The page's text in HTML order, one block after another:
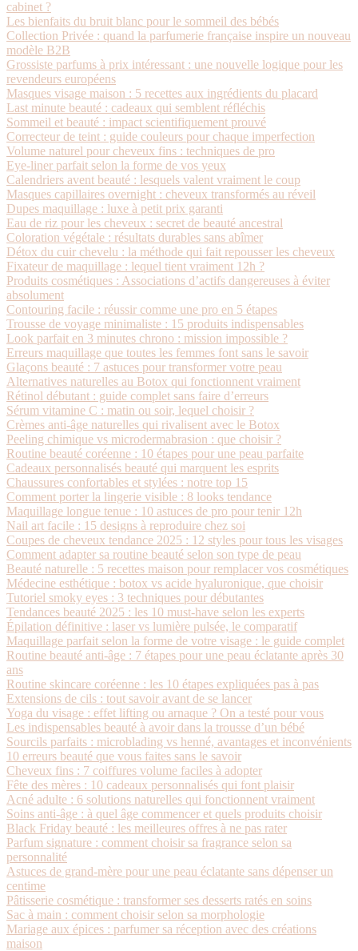
cabinet ?
Les bienfaits du bruit blanc pour le sommeil des bébés
Collection Privée : quand la parfumerie française inspire un nouveau
modèle B2B
Grossiste parfums à prix intéressant : une nouvelle logique pour les
revendeurs européens
Masques visage maison : 5 recettes aux ingrédients du placard
Last minute beauté : cadeaux qui semblent réfléchis
Sommeil et beauté : impact scientifiquement prouvé
Correcteur de teint : guide couleurs pour chaque imperfection
Volume naturel pour cheveux fins : techniques de pro
Eye-liner parfait selon la forme de vos yeux
Calendriers avent beauté : lesquels valent vraiment le coup
Masques capillaires overnight : cheveux transformés au réveil
Dupes maquillage : luxe à petit prix garanti
Eau de riz pour les cheveux : secret de beauté ancestral
Coloration végétale : résultats durables sans abîmer
Détox du cuir chevelu : la méthode qui fait repousser les cheveux
Fixateur de maquillage : lequel tient vraiment 12h ?
Produits cosmétiques : Associations d’actifs dangereuses à éviter
absolument
Contouring facile : réussir comme une pro en 5 étapes
Trousse de voyage minimaliste : 15 produits indispensables
Look parfait en 3 minutes chrono : mission impossible ?
Erreurs maquillage que toutes les femmes font sans le savoir
Glaçons beauté : 7 astuces pour transformer votre peau
Alternatives naturelles au Botox qui fonctionnent vraiment
Rétinol débutant : guide complet sans faire d’erreurs
Sérum vitamine C : matin ou soir, lequel choisir ?
Crèmes anti-âge naturelles qui rivalisent avec le Botox
Peeling chimique vs microdermabrasion : que choisir ?
Routine beauté coréenne : 10 étapes pour une peau parfaite
Cadeaux personnalisés beauté qui marquent les esprits
Chaussures confortables et stylées : notre top 15
Comment porter la lingerie visible : 8 looks tendance
Maquillage longue tenue : 10 astuces de pro pour tenir 12h
Nail art facile : 15 designs à reproduire chez soi
Coupes de cheveux tendance 2025 : 12 styles pour tous les visages
Comment adapter sa routine beauté selon son type de peau
Beauté naturelle : 5 recettes maison pour remplacer vos cosmétiques
Médecine esthétique : botox vs acide hyaluronique, que choisir
Tutoriel smoky eyes : 3 techniques pour débutantes
Tendances beauté 2025 : les 10 must-have selon les experts
Épilation définitive : laser vs lumière pulsée, le comparatif
Maquillage parfait selon la forme de votre visage : le guide complet
Routine beauté anti-âge : 7 étapes pour une peau éclatante après 30
ans
Routine skincare coréenne : les 10 étapes expliquées pas à pas
Extensions de cils : tout savoir avant de se lancer
Yoga du visage : effet lifting ou arnaque ? On a testé pour vous
Les indispensables beauté à avoir dans la trousse d’un bébé
Sourcils parfaits : microblading vs henné, avantages et inconvénients
10 erreurs beauté que vous faites sans le savoir
Cheveux fins : 7 coiffures volume faciles à adopter
Fête des mères : 10 cadeaux personnalisés qui font plaisir
Acné adulte : 6 solutions naturelles qui fonctionnent vraiment
Soins anti-âge : à quel âge commencer et quels produits choisir
Black Friday beauté : les meilleures offres à ne pas rater
Parfum signature : comment choisir sa fragrance selon sa
personnalité
Astuces de grand-mère pour une peau éclatante sans dépenser un
centime
Pâtisserie cosmétique : transformer ses desserts ratés en soins
Sac à main : comment choisir selon sa morphologie
Mariage aux épices : parfumer sa réception avec des créations
maison